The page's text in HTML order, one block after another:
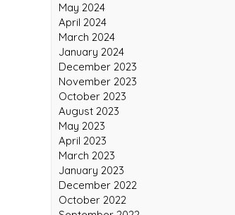
May 2024
April 2024
March 2024
January 2024
December 2023
November 2023
October 2023
August 2023
May 2023
April 2023
March 2023
January 2023
December 2022
October 2022